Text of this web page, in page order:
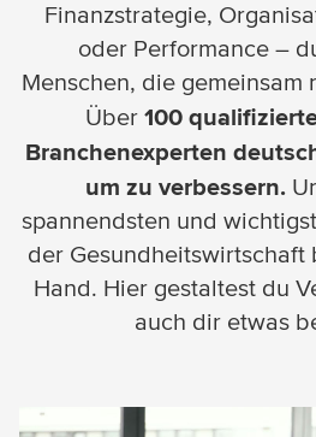
Finanzstrategie,
oder Performance –
Menschen, die gemeinsam
Über 100
Branchenexperten
um zu verbessern.
spannendsten und
der Gesundheitswirtschaft
Hand. Hier gestaltest du
auch dir etwas